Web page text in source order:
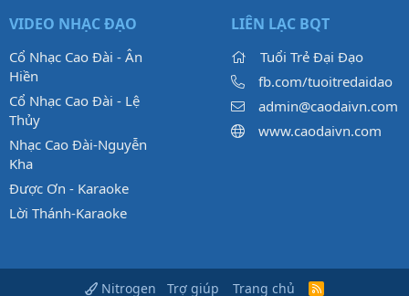
VIDEO NHẠC ĐẠO
Cổ Nhạc Cao Đài - Ân
Hiền
Cổ Nhạc Cao Đài - Lệ
Thủy
Nhạc Cao Đài-Nguyễn
Kha
Được Ơn - Karaoke
Lời Thánh-Karaoke
LIÊN LẠC BQT
Tuổi Trẻ Đại Đạo
fb.com/tuoitredaidao
admin@caodaivn.com
www.caodaivn.com
Nitrogen Trợ giúp Trang chủ
R